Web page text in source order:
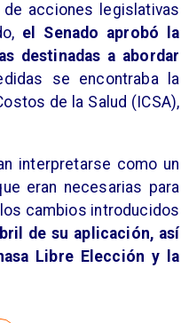
acciones legislativas
el Senado aprobó la
destinadas a abordar
se encontraba la
de la Salud (ICSA),
interpretarse como un
eran necesarias para
cambios introducidos
de su aplicación, así
Libre Elección y la